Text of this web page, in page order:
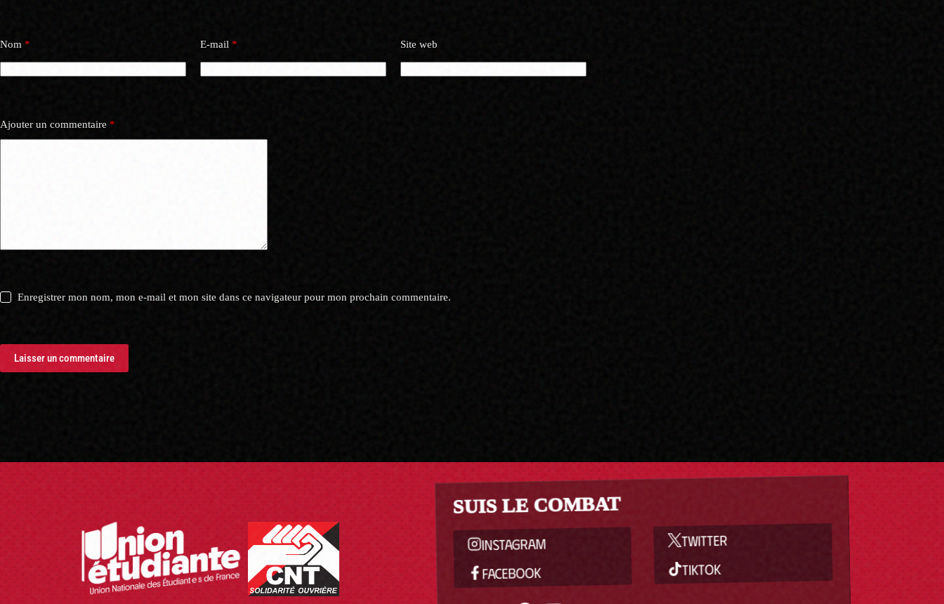
Nom * E-mail * Site web
Ajouter un commentaire *
Enregistrer mon nom, mon e-mail et mon site dans ce navigateur pour mon prochain commentaire.
Laisser un commentaire
SUIS LE COMBAT
INSTAGRAM
FACEBOOK
TWITTER
TIKTOK